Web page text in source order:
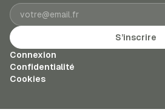
Adresse e-mail
S’inscrire
Connexion
Confidentialité
Cookies